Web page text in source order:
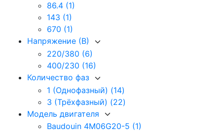
86.4 (1)
143 (1)
670 (1)
Напряжение (В)
220/380 (6)
400/230 (16)
Количество фаз
1 (Однофазный) (14)
3 (Трёхфазный) (22)
Модель двигателя
Baudouin 4M06G20-5 (1)